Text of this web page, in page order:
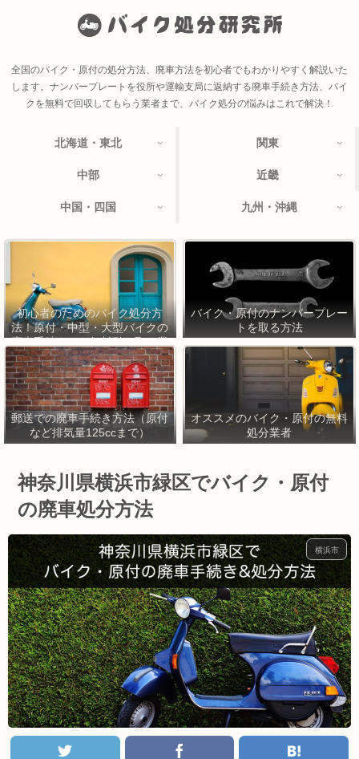
全国のバイク・原付の処分方法、廃車方法を初心者でもわかりやすく解説いた
します。ナンバープレートを役所や運輸支局に返納する廃車手続き方法、バイ
クを無料で回収してもらう業者まで、バイク処分の悩みはこれで解決！
北海道・東北 関東
中部 近畿
中国・四国 九州・沖縄
初心者のためのバイク処分方
法！原付・中型・大型バイクの
廃車手続きから無料引き取り業
者まで
バイク・原付のナンバープレー
トを取る方法
郵送での廃車手続き方法（原付
など排気量125ccまで）
オススメのバイク・原付の無料
処分業者
神奈川県横浜市緑区でバイク・原付
の廃車処分方法
横浜市